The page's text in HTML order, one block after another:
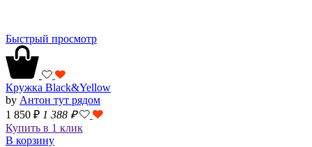
Быстрый просмотр
Кружка Black&Yellow
by Антон тут рядом
1 850 ₽ 1 388 ₽
Купить в 1 клик
В корзину